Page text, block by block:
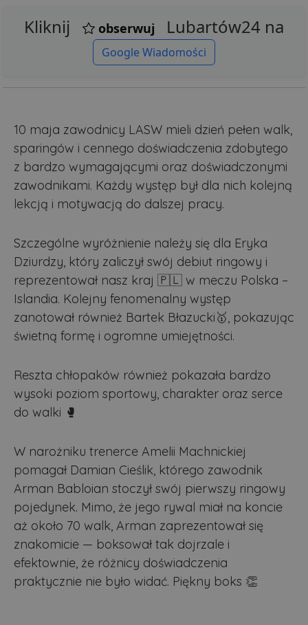
Kliknij obserwuj Lubartów24 na
Google Wiadomości
10 maja zawodnicy LASW mieli dzień pełen walk,
sparingów i cennego doświadczenia zdobytego
z bardzo wymagającymi oraz doświadczonymi
zawodnikami. Każdy występ był dla nich kolejną
lekcją i motywacją do dalszej pracy.
Szczególne wyróżnienie należy się dla Eryka
Dziurdzy, który zaliczył swój debiut ringowy i
reprezentował nasz kraj 🇵🇱 w meczu Polska –
Islandia. Kolejny fenomenalny występ
zanotował również Bartek Błazucki🥇, pokazując
świetną formę i ogromne umiejętności.
Reszta chłopaków również pokazała bardzo
wysoki poziom sportowy, charakter oraz serce
do walki 🥊
W narożniku trenerce Amelii Machnickiej
pomagał Damian Cieślik, którego zawodnik
Arman Babloian stoczył swój pierwszy ringowy
pojedynek. Mimo, że jego rywal miał na koncie
aż około 70 walk, Arman zaprezentował się
znakomicie — boksował tak dojrzale i
efektownie, że różnicy doświadczenia
praktycznie nie było widać. Piękny boks 👏